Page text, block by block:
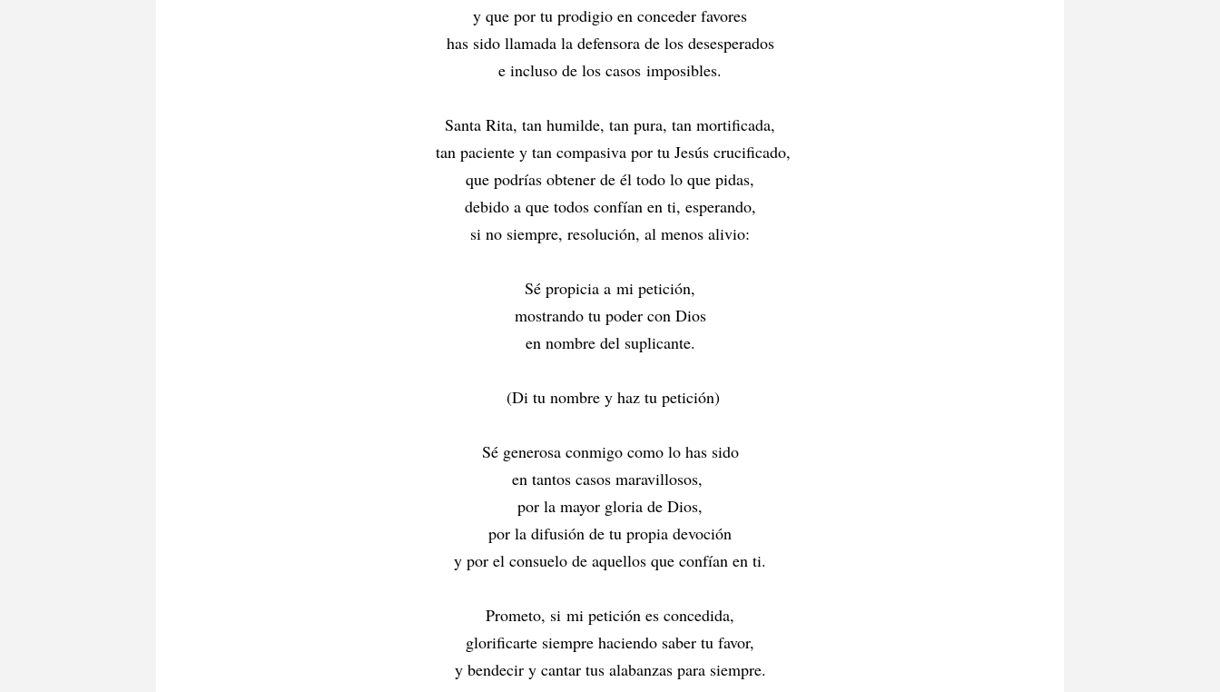
y que por tu prodigio en conceder favores
has sido llamada la defensora de los desesperados
e incluso de los casos imposibles.
Santa Rita, tan humilde, tan pura, tan mortificada,
tan paciente y tan compasiva por tu Jesús crucificado,
que podrías obtener de él todo lo que pidas,
debido a que todos confían en ti, esperando,
si no siempre, resolución, al menos alivio:
Sé propicia a mi petición,
mostrando tu poder con Dios
en nombre del suplicante.
(Di tu nombre y haz tu petición)
Sé generosa conmigo como lo has sido
en tantos casos maravillosos,
por la mayor gloria de Dios,
por la difusión de tu propia devoción
y por el consuelo de aquellos que confían en ti.
Prometo, si mi petición es concedida,
glorificarte siempre haciendo saber tu favor,
y bendecir y cantar tus alabanzas para siempre.